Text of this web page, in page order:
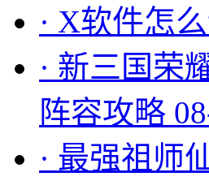
· X软件怎
· 新三国荣
阵容攻略
· 最强祖师